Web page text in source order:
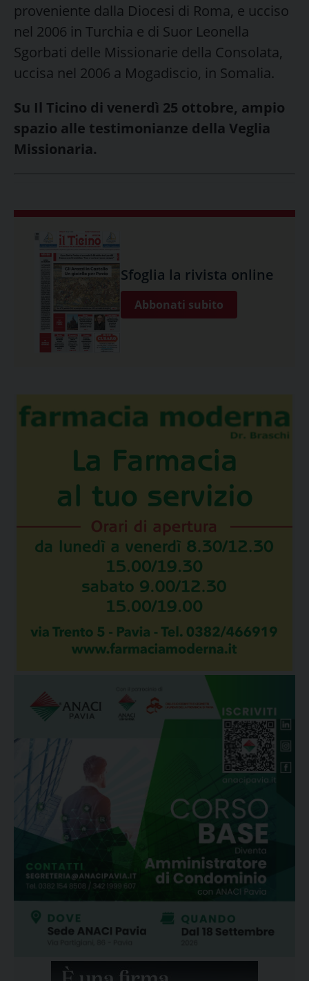
proveniente dalla Diocesi di Roma, e ucciso
nel 2006 in Turchia e di Suor Leonella
Sgorbati delle Missionarie della Consolata,
uccisa nel 2006 a Mogadiscio, in Somalia.
Su Il Ticino di venerdì 25 ottobre, ampio
spazio alle testimonianze della Veglia
Missionaria.
Sfoglia la rivista online
Abbonati subito